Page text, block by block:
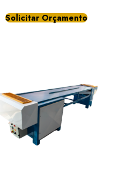
Solicitar Orçamento